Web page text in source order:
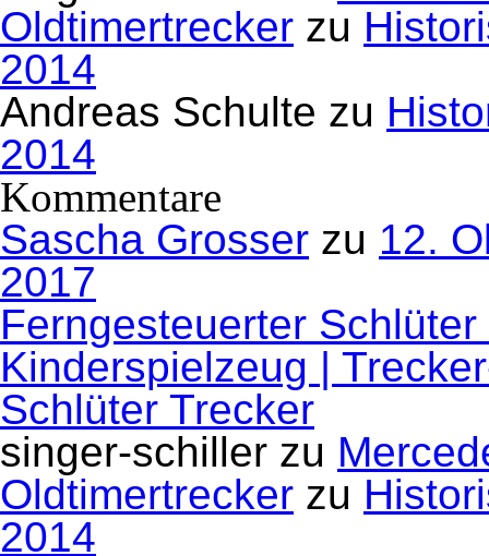
Oldtimertrecker zu
2014
Andreas Schulte zu
2014
Kommentare
Sascha Grosser zu 12.
2017
Ferngesteuerter
Kinderspielzeug |
Schlüter Trecker
singer-schiller zu
Oldtimertrecker zu
2014